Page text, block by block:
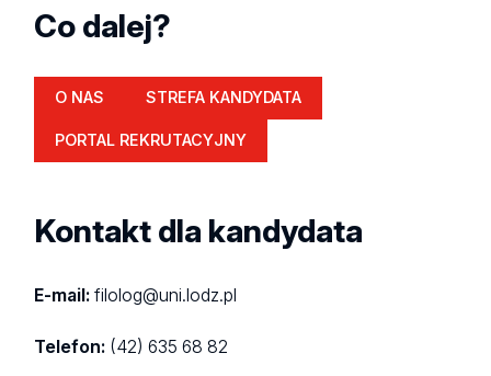
Co dalej?
O NAS STREFA KANDYDATA
PORTAL REKRUTACYJNY
Kontakt dla kandydata
E-mail: filolog@uni.lodz.pl
Telefon: (42) 635 68 82